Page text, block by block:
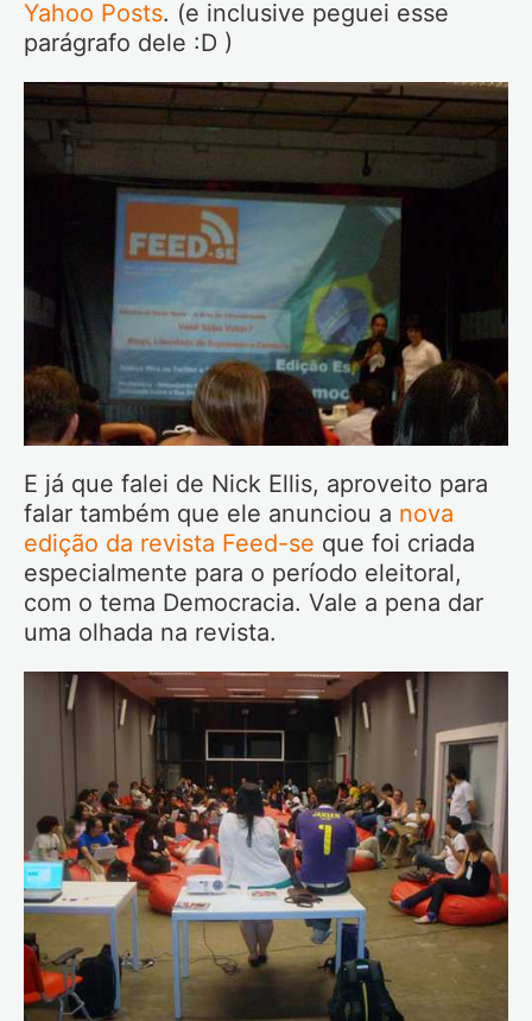
Yahoo Posts. (e inclusive peguei esse
parágrafo dele :D )
E já que falei de Nick Ellis, aproveito para
falar também que ele anunciou a nova
edição da revista Feed-se que foi criada
especialmente para o período eleitoral,
com o tema Democracia. Vale a pena dar
uma olhada na revista.